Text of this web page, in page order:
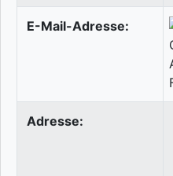
E-Mail-Adresse:
Adresse: